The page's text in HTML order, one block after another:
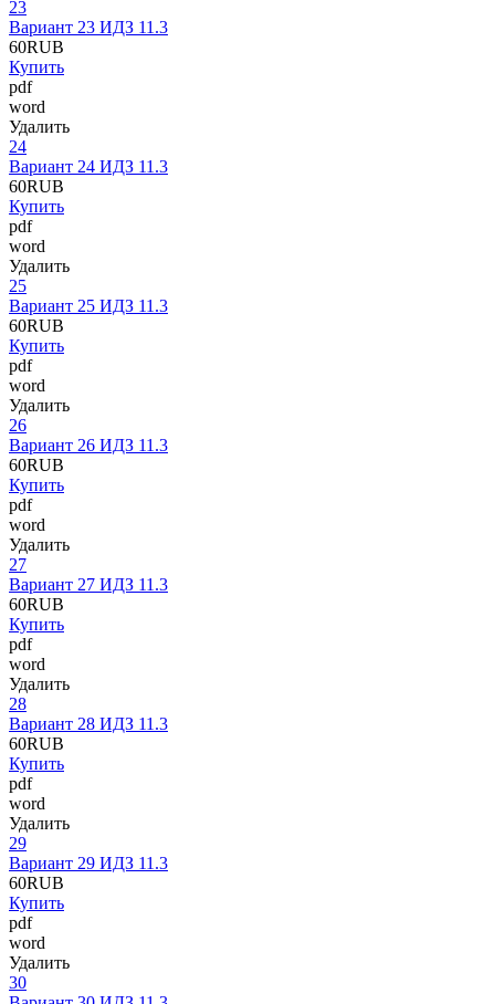
23
Вариант 23 ИДЗ 11.3
60RUB
Купить
pdf
word
Удалить
24
Вариант 24 ИДЗ 11.3
60RUB
Купить
pdf
word
Удалить
25
Вариант 25 ИДЗ 11.3
60RUB
Купить
pdf
word
Удалить
26
Вариант 26 ИДЗ 11.3
60RUB
Купить
pdf
word
Удалить
27
Вариант 27 ИДЗ 11.3
60RUB
Купить
pdf
word
Удалить
28
Вариант 28 ИДЗ 11.3
60RUB
Купить
pdf
word
Удалить
29
Вариант 29 ИДЗ 11.3
60RUB
Купить
pdf
word
Удалить
30